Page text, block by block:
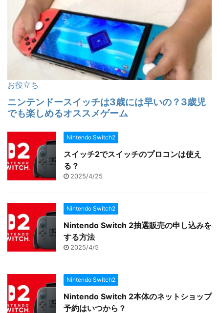
Nintendo Switch2
スイッチ2でスイッチのプロコンは使え
る？
2025/4/25
Nintendo Switch2
Nintendo Switch 2抽選販売の申し込みを
する方法
2025/4/5
Nintendo Switch2
Nintendo Switch 2本体のネットショップ
予約はいつから？